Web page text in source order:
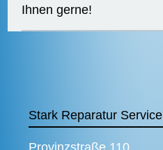
Ihnen gerne!
Stark Reparatur Service
Provinzstraße 110